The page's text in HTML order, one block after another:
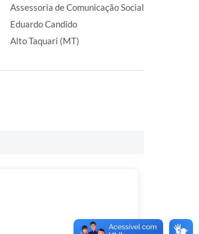
Assessoria de Comunicação Social
Eduardo Candido
Alto Taquari (MT)